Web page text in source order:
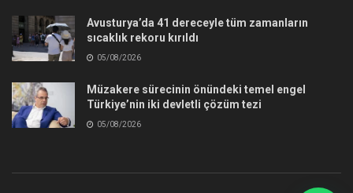
Avusturya’da 41 dereceyle tüm zamanların
sıcaklık rekoru kırıldı
05/08/2026
Müzakere sürecinin önündeki temel engel
Türkiye’nin iki devletli çözüm tezi
05/08/2026